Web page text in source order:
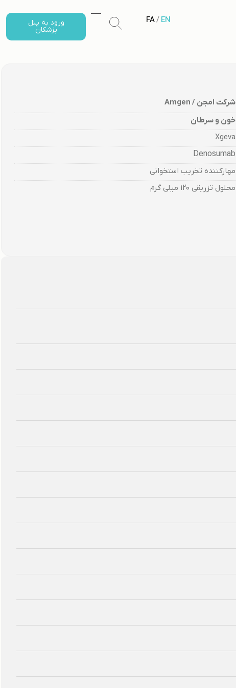
FA/ EN ورود به پنل
پزشکان
شرکت امجن / Amgen
خون و سرطان
Xgeva
Denosumab
مهارکننده تخریب استخوانی
محلول تزریقی 120 میلی گرم